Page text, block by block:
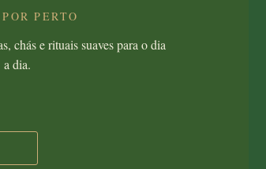
PERTO
chás e rituais suaves para o dia
a dia.